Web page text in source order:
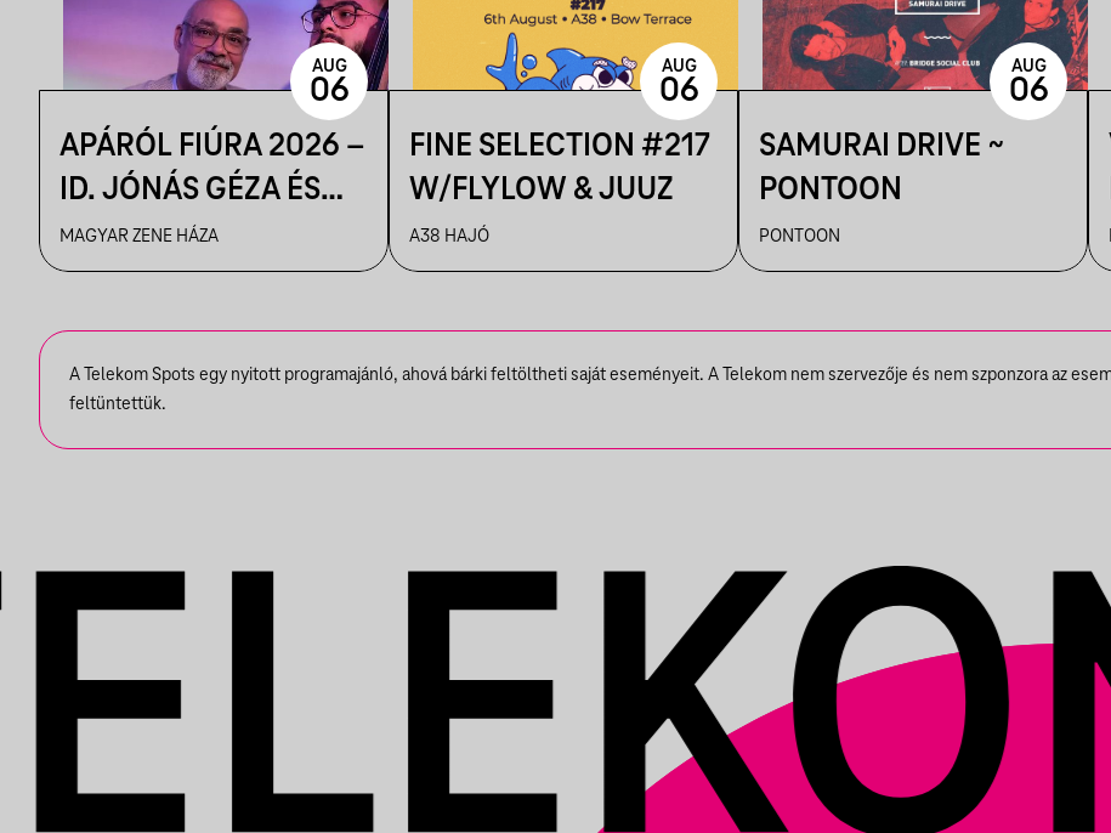
APÁRÓL FIÚRA 2026 –
ID. JÓNÁS GÉZA ÉS
ZENEKARA & IFJ.
JÓNÁS GÉZA ÉS
ZENEKARA, VENDÉG:
ROBY LAKATOS,
EMILIO
MAGYAR ZENE HÁZA
AUG
06
FINE SELECTION #217
W/FLYLOW & JUUZ
A38 HAJÓ
AUG
06
SAMURAI DRIVE ~
PONTOON
PONTOON
AUG
06
A Telekom Spots egy nyitott programajánló, ahová bárki feltöltheti saját eseményeit. A Telekom nem szervezője és nem szponzora az
feltüntettük.